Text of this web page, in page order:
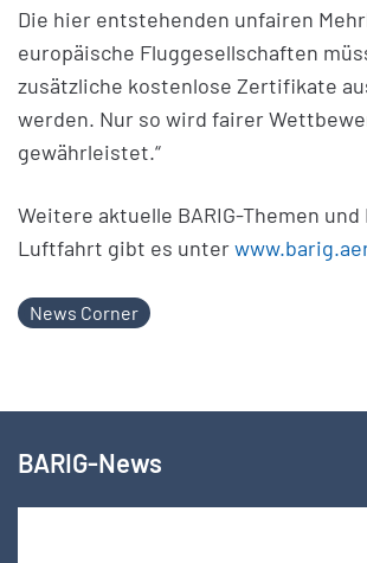
Die hier entstehenden unfairen
europäische Fluggesellschaften
zusätzliche kostenlose Zertifikate
werden. Nur so wird fairer
gewährleistet.“
Weitere aktuelle BARIG-Themen und
Luftfahrt gibt es unter
News Corner
BARIG-News